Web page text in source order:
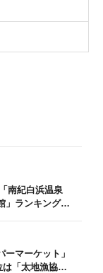
南紀白浜温泉
」ランキングTO
ーマーケット」
「太地漁協